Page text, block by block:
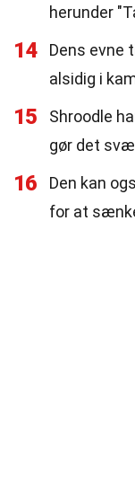
herunder
14 Dens evne
alsidig i
15 Shroodle
gør det
16 Den kan
for at